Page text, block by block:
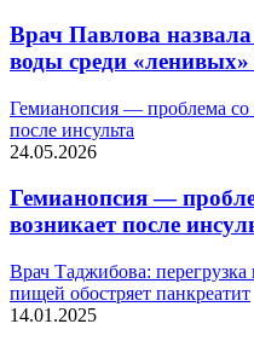
Врач Павлова назвала
воды среди «ленивых»
Гемианопсия — проблема со
после инсульта
24.05.2026
Гемианопсия —
возникает после
Врач Таджибова:
пищей обостряет панкреатит
14.01.2025